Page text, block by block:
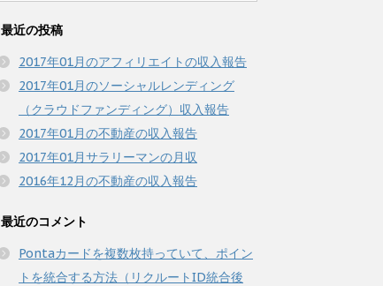
最近の投稿
2017年01月のアフィリエイトの収入報告
2017年01月のソーシャルレンディング
（クラウドファンディング）収入報告
2017年01月の不動産の収入報告
2017年01月サラリーマンの月収
2016年12月の不動産の収入報告
最近のコメント
Pontaカードを複数枚持っていて、ポイン
トを統合する方法（リクルートID統合後